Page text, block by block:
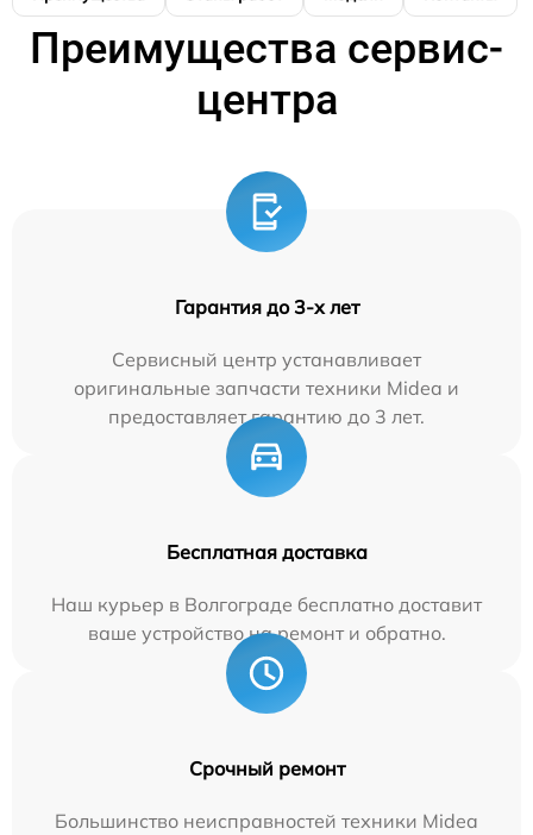
Преимущества сервис-
центра
Гарантия до 3-х лет
Сервисный центр устанавливает
оригинальные запчасти техники Midea и
предоставляет гарантию до 3 лет.
Бесплатная доставка
Наш курьер в Волгограде бесплатно доставит
ваше устройство на ремонт и обратно.
Срочный ремонт
Большинство неисправностей техники Midea